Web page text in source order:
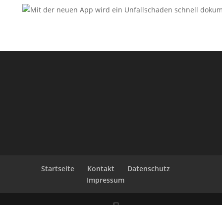
Startseite Kontakt
Datenschutz
Impressum